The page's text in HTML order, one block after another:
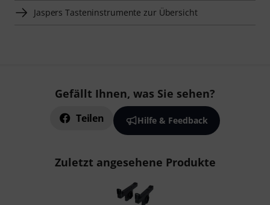
Jaspers Tasteninstrumente zur Übersicht
Gefällt Ihnen, was Sie sehen?
Teilen Hilfe & Feedback
Zuletzt angesehene Produkte